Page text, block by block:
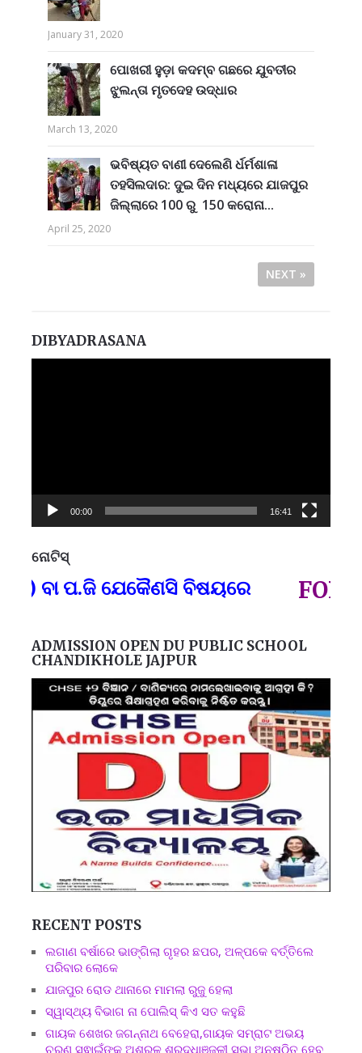
January 31, 2020
ପୋଖରୀ ହୁଡ଼ା କଦମ୍ବ ଗଛରେ ଯୁବତୀର
ଝୁଲନ୍ତା ମୃତଦେହ ଉଦ୍ଧାର
March 13, 2020
ଭବିଷ୍ୟତ ବାଣୀ ଦେଲେଣି ର୍ଧର୍ମଶାଳା
ତହସିଲଦାର: ଦୁଇ ଦିନ ମଧ୍ୟରେ ଯାଜପୁର
ଜିଲ୍ଲାରେ 100 ରୁ 150 କରୋନା...
April 25, 2020
NEXT »
DIBYADRASANA
00:00 16:41
ନୋଟିସ୍
ବା ପ.ଜି ଯେକୈଣସି ବିଷୟରେ FOR
ADMISSION OPEN DU PUBLIC SCHOOL
CHANDIKHOLE JAJPUR
RECENT POSTS
ଲଗାଣ ବର୍ଷାରେ ଭାଙ୍ଗିଲା ଗୃହର ଛପର, ଅଳ୍ପକେ ବର୍ତ୍ତିଲେ
ପରିବାର ଲୋକେ
ଯାଜପୁର ରୋଡ ଥାନାରେ ମାମଲା ରୁଜୁ ହେଲା
ସ୍ୱାସ୍ଥ୍ୟ ବିଭାଗ ନା ପୋଲିସ୍ କିଏ ସତ କହୁଛି
ଗାୟକ ଶେଖର ଜଗନ୍ନାଥ ବେହେରା,ଗାୟକ ସମ୍ରାଟ ଅଭୟ
ଚରଣ ସ୍ଵାଇଁଙ୍କ ଅଶ୍ରୁଳ ଶ୍ରଦ୍ଧାଞ୍ଜଳୀ ସଭା ଅନୁଷ୍ଠିତ ହେବ